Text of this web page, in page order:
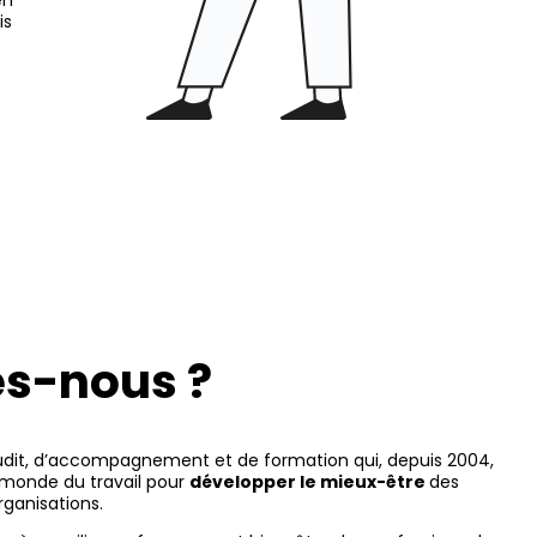
nous ?
d’accompagnement et de formation qui, depuis 2004,
du travail pour développer le mieux-être des